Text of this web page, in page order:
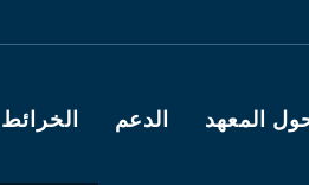
المعهد الدعم